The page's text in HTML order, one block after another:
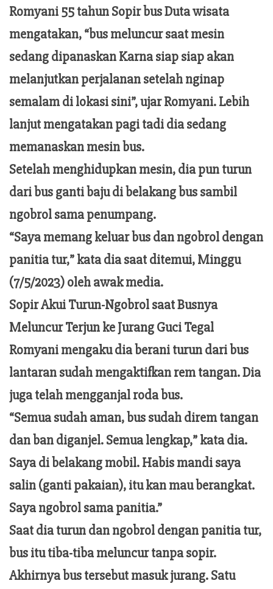
Romyani 55 tahun Sopir bus Duta wisata
mengatakan, “bus meluncur saat mesin
sedang dipanaskan Karna siap siap akan
melanjutkan perjalanan setelah nginap
semalam di lokasi sini”, ujar Romyani. Lebih
lanjut mengatakan pagi tadi dia sedang
memanaskan mesin bus.
Setelah menghidupkan mesin, dia pun turun
dari bus ganti baju di belakang bus sambil
ngobrol sama penumpang.
“Saya memang keluar bus dan ngobrol dengan
panitia tur,” kata dia saat ditemui, Minggu
(7/5/2023) oleh awak media.
Sopir Akui Turun-Ngobrol saat Busnya
Meluncur Terjun ke Jurang Guci Tegal
Romyani mengaku dia berani turun dari bus
lantaran sudah mengaktifkan rem tangan. Dia
juga telah mengganjal roda bus.
“Semua sudah aman, bus sudah direm tangan
dan ban diganjel. Semua lengkap,” kata dia.
Saya di belakang mobil. Habis mandi saya
salin (ganti pakaian), itu kan mau berangkat.
Saya ngobrol sama panitia.”
Saat dia turun dan ngobrol dengan panitia tur,
bus itu tiba-tiba meluncur tanpa sopir.
Akhirnya bus tersebut masuk jurang. Satu